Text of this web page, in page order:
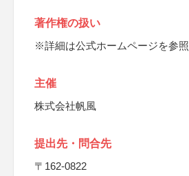
著作権の扱い
※詳細は公式ホームページを参照
主催
株式会社帆風
提出先・問合先
〒162-0822